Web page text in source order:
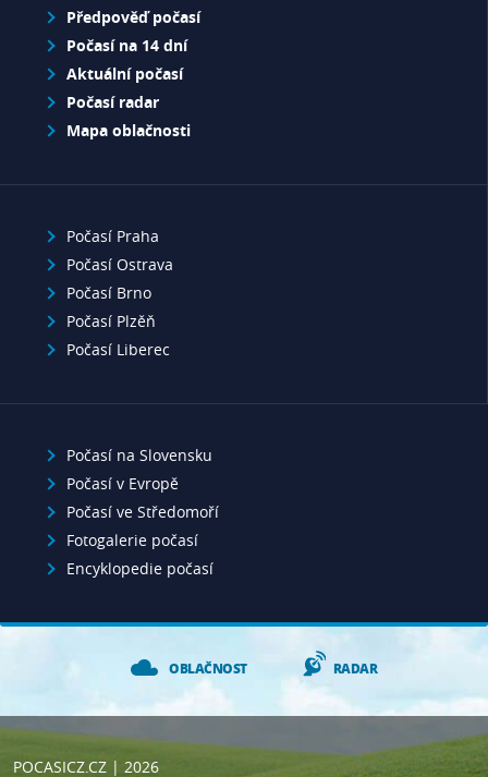
Předpověď počasí
Počasí na 14 dní
Aktuální počasí
Počasí radar
Mapa oblačnosti
Počasí Praha
Počasí Ostrava
Počasí Brno
Počasí Plzěň
Počasí Liberec
Počasí na Slovensku
Počasí v Evropě
Počasí ve Středomoří
Fotogalerie počasí
Encyklopedie počasí
OBLAČNOST RADAR
POCASICZ.CZ| 2026